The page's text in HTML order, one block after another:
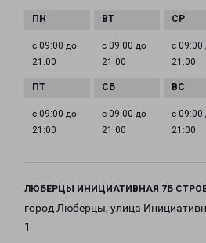
с 09:00 до
21:00
с 09:00 до
21:00
с 09:00
21:00
с 09:00 до
21:00
с 09:00 до
21:00
с 09:00
21:00
ЛЮБЕРЦЫ ИНИЦИАТИВНАЯ 7Б
город Люберцы, улица
1